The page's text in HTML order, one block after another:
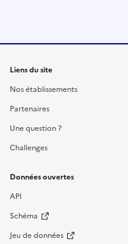
Liens du site
Nos établissements
Partenaires
Une question ?
Challenges
Données ouvertes
API
Schéma
Jeu de données